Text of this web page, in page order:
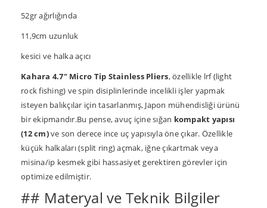
52gr ağırlığında
11,9cm uzunluk
kesici ve halka açıcı
Kahara 4.7" Micro Tip Stainless Pliers, özellikle lrf (light
rock fishing) ve spin disiplinlerinde incelikli işler yapmak
isteyen balıkçılar için tasarlanmış, Japon mühendisliği ürünü
bir ekipmandır.Bu pense, avuç içine sığan kompakt yapısı
(12 cm)ve son derece ince uç yapısıyla öne çıkar. Özellikle
küçük halkaları (split ring) açmak, iğne çıkartmak veya
misina/ip kesmek gibi hassasiyet gerektiren görevler için
optimize edilmiştir.
## Materyal ve Teknik Bilgiler